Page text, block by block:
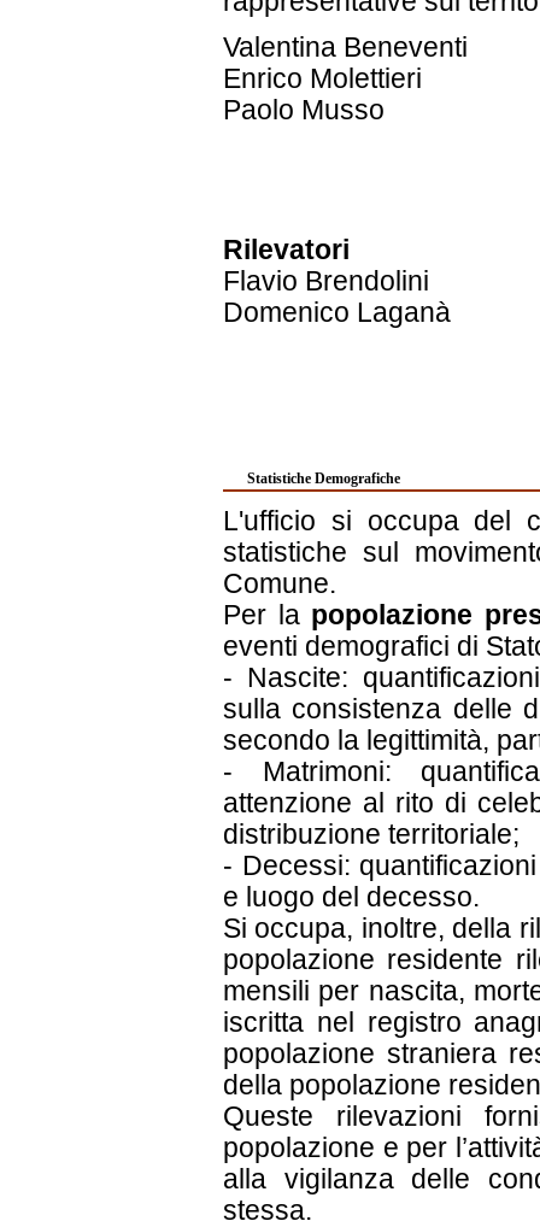
Valentina Beneventi
Enrico Molettieri
Paolo Musso
Rilevatori
Flavio Brendolini
Domenico Laganà
Statistiche Demografiche
L'ufficio si occupa del
statistiche sul
Comune.
Per la popolazione
eventi demografici di
- Nascite:
sulla consistenza delle
secondo la legittimità,
- Matrimoni:
attenzione al rito di
distribuzione territoriale;
- Decessi:
e luogo del decesso.
Si occupa, inoltre, della
popolazione residente
mensili per nascita,
iscritta nel registro
popolazione straniera
della popolazione
Queste rilevazioni
popolazione e per
alla vigilanza delle
stessa.